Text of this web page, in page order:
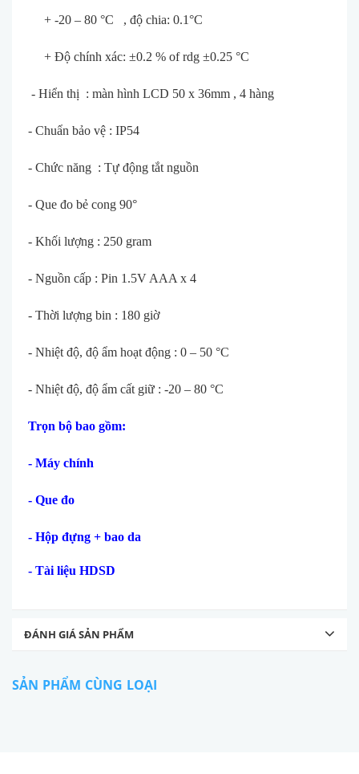
+ -20 – 80 °C , độ chia: 0.1°C
+ Độ chính xác: ±0.2 % of rdg ±0.25 °C
- Hiển thị : màn hình LCD 50 x 36mm , 4 hàng
- Chuẩn bảo vệ : IP54
- Chức năng : Tự động tắt nguồn
- Que đo bẻ cong 90°
- Khối lượng : 250 gram
- Nguồn cấp : Pin 1.5V AAA x 4
- Thời lượng bin : 180 giờ
- Nhiệt độ, độ ẩm hoạt động : 0 – 50 °C
- Nhiệt độ, độ ẩm cất giữ : -20 – 80 °C
Trọn bộ bao gồm:
- Máy chính
- Que đo
- Hộp đựng + bao da
- Tài liệu HDSD
ĐÁNH GIÁ SẢN PHẨM
SẢN PHẨM CÙNG LOẠI